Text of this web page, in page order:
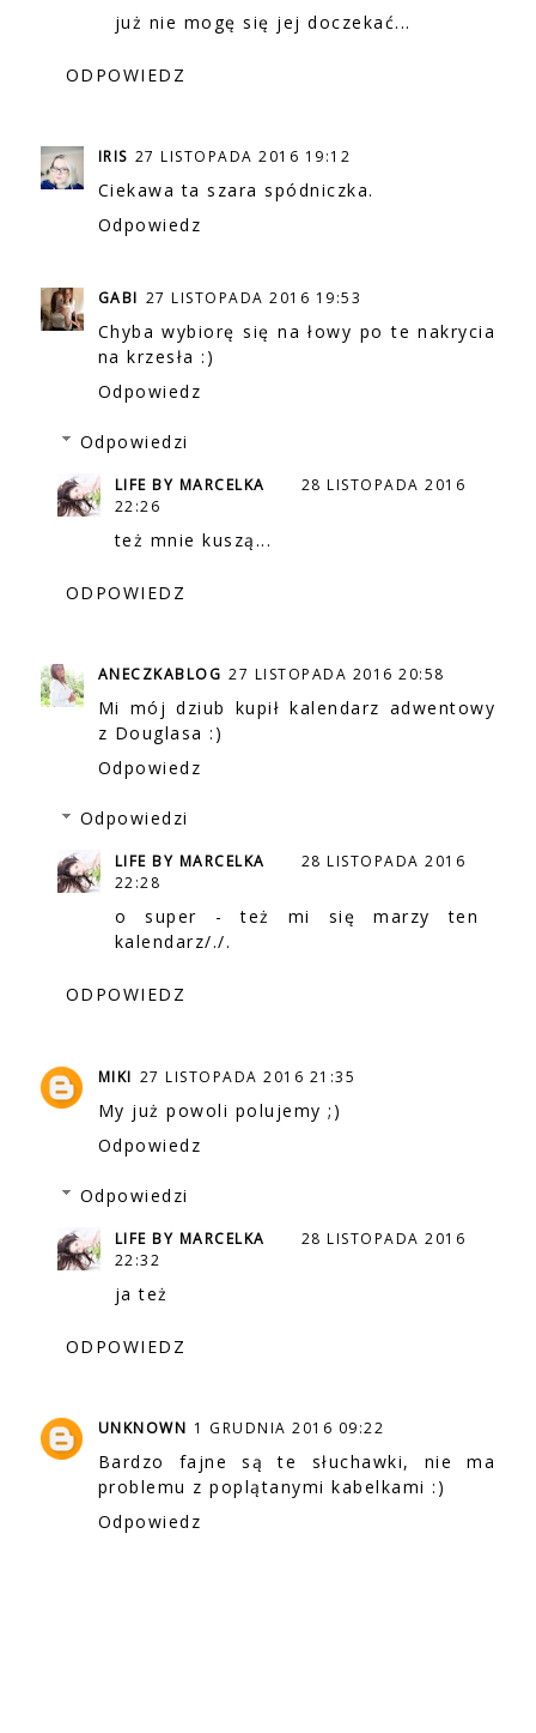
już nie mogę się jej doczekać...
ODPOWIEDZ
IRIS 27 LISTOPADA 2016 19:12
Ciekawa ta szara spódniczka.
Odpowiedz
GABI 27 LISTOPADA 2016 19:53
Chyba wybiorę się na łowy po te nakrycia
na krzesła :)
Odpowiedz
Odpowiedzi
LIFE BY MARCELKA
28 LISTOPADA 2016
22:26
też mnie kuszą...
ODPOWIEDZ
ANECZKABLOG 27 LISTOPADA 2016 20:58
Mi mój dziub kupił kalendarz adwentowy
z Douglasa :)
Odpowiedz
Odpowiedzi
LIFE BY MARCELKA
28 LISTOPADA 2016
22:28
o super - też mi się marzy ten
kalendarz/./.
ODPOWIEDZ
MIKI 27 LISTOPADA 2016 21:35
My już powoli polujemy ;)
Odpowiedz
Odpowiedzi
LIFE BY MARCELKA
28 LISTOPADA 2016
22:32
ja też
ODPOWIEDZ
UNKNOWN 1 GRUDNIA 2016 09:22
Bardzo fajne są te słuchawki, nie ma
problemu z poplątanymi kabelkami :)
Odpowiedz